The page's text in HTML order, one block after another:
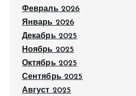
Февраль 2026
Январь 2026
Декабрь 2025
Ноябрь 2025
Октябрь 2025
Сентябрь 2025
Август 2025